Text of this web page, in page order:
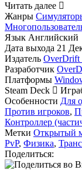
Читать далее
Жанры
Язык Английский
Дата выхода 21
Издатель OverDrift
Разработчик
Платформы
Steam Deck
Особенности Для
Против игроков,
Контроллер
Метки Открытый
PvP, Физика,
Поделиться: